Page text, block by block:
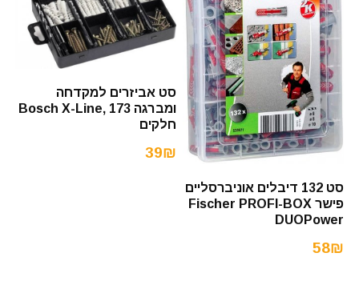
סט 132 דיבלים אוניברסליים
פישר Fischer PROFI-BOX
DUOPower
58₪
סט אביזרים למקדחה
ומברגה Bosch X-Line, 173
חלקים
39₪